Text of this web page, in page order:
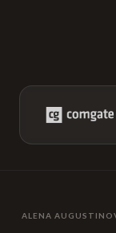
ALENA